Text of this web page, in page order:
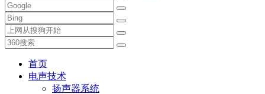
首页
电声技术
扬声器系统